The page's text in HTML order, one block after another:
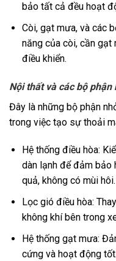
bảo tất cả đều hoạt
Còi, gạt mưa, và các
năng của còi, cần
điều khiển.
Nội thất và các bộ phận
Đây là những bộ phận
trong việc tạo sự thoải
Hệ thống điều hòa:
dàn lạnh để đảm bảo
quả, không có mùi hôi.
Lọc gió điều hòa:
không khí bên trong
Hệ thống gạt mưa:
cứng và hoạt động tốt.